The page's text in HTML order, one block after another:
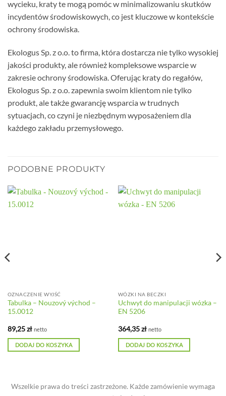
wycieku, kraty te mogą pomóc w minimalizowaniu skutków
incydentów środowiskowych, co jest kluczowe w kontekście
ochrony środowiska.
Ekologus Sp. z o.o. to firma, która dostarcza nie tylko wysokiej
jakości produkty, ale również kompleksowe wsparcie w
zakresie ochrony środowiska. Oferując kraty do regałów,
Ekologus Sp. z o.o. zapewnia swoim klientom nie tylko
produkt, ale także gwarancję wsparcia w trudnych
sytuacjach, co czyni je niezbędnym wyposażeniem dla
każdego zakładu przemysłowego.
PODOBNE PRODUKTY
OZNACZENIE WYJŚĆ
Tabulka – Nouzový východ –
15.0012
89,25zł netto
DODAJ DO KOSZYKA
WÓZKI NA BECZKI
Uchwyt do manipulacji wózka –
EN 5206
364,35zł netto
DODAJ DO KOSZYKA
Wszelkie prawa do treści zastrzeżone. Każde zamówienie wymaga